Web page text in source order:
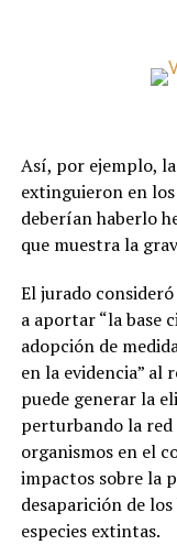
Así, por ejemplo,
extinguieron en
deberían haberlo
que muestra la
El jurado
a aportar “la base
adopción de
en la evidencia” al
puede generar la
perturbando la
organismos en el
impactos sobre la
desaparición de
especies extintas.